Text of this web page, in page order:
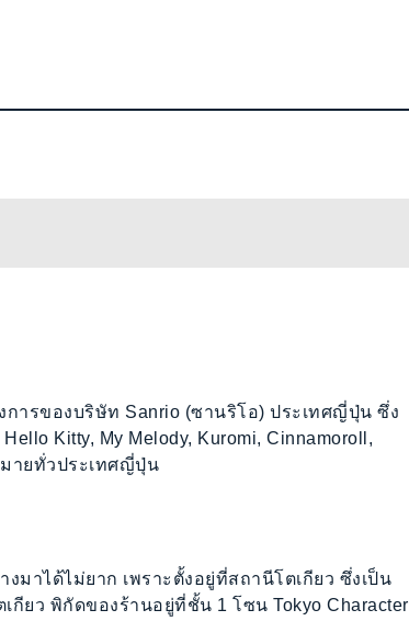
การของบริษัท Sanrio (ซานริโอ) ประเทศญี่ปุ่น ซึ่ง
Kitty, My Melody, Kuromi, Cinnamoroll,
ายทั่วประเทศญี่ปุ่น
มาได้ไม่ยาก เพราะตั้งอยู่ที่สถานีโตเกียว ซึ่งเป็น
กียว พิกัดของร้านอยู่ที่ชั้น 1 โซน Tokyo Character